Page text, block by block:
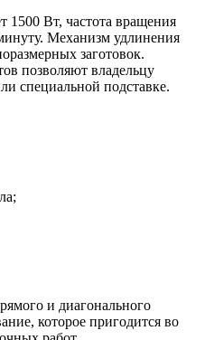
1500 Вт, частота вращения
Механизм удлинения
заготовок.
позволяют владельцу
специальной подставке.
и диагонального
которое пригодится во